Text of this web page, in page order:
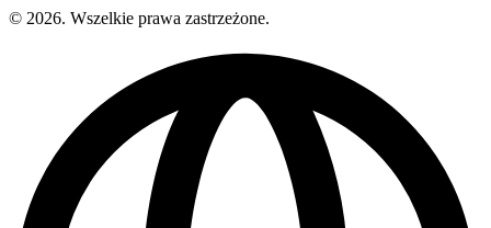
© 2026. Wszelkie prawa zastrzeżone.